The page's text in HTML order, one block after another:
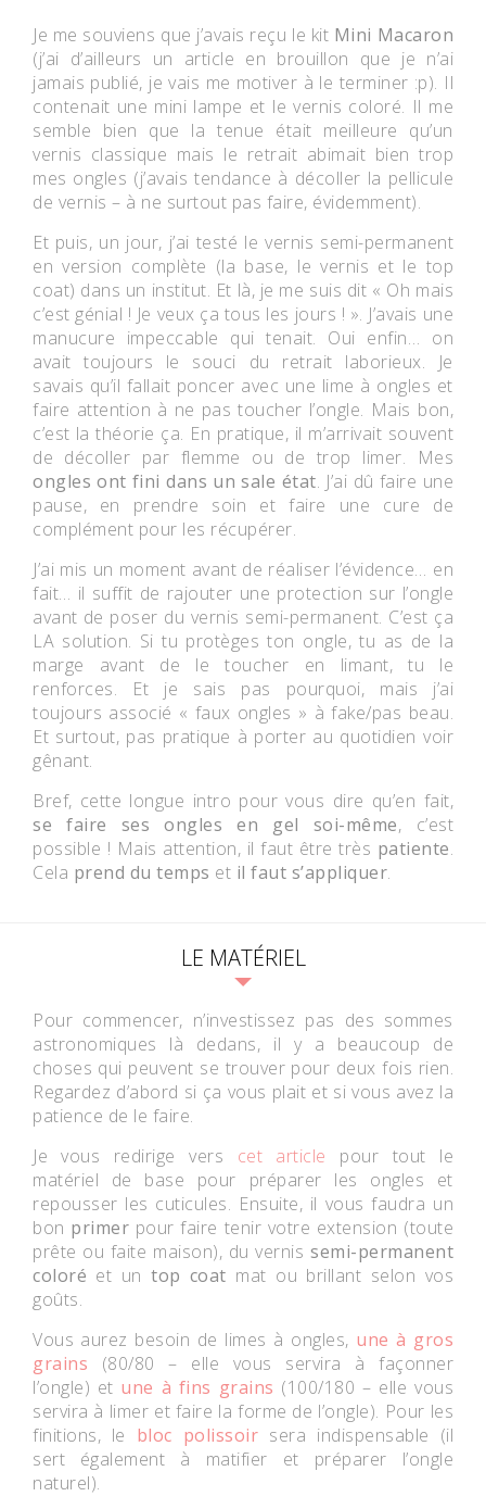
Je me souviens que j’avais reçu le kit Mini Macaron
(j’ai d’ailleurs un article en brouillon que je n’ai
jamais publié, je vais me motiver à le terminer :p). Il
contenait une mini lampe et le vernis coloré. Il me
semble bien que la tenue était meilleure qu’un
vernis classique mais le retrait abimait bien trop
mes ongles (j’avais tendance à décoller la pellicule
de vernis – à ne surtout pas faire, évidemment).
Et puis, un jour, j’ai testé le vernis semi-permanent
en version complète (la base, le vernis et le top
coat) dans un institut. Et là, je me suis dit « Oh mais
c’est génial ! Je veux ça tous les jours ! ». J’avais une
manucure impeccable qui tenait. Oui enfin… on
avait toujours le souci du retrait laborieux. Je
savais qu’il fallait poncer avec une lime à ongles et
faire attention à ne pas toucher l’ongle. Mais bon,
c’est la théorie ça. En pratique, il m’arrivait souvent
de décoller par flemme ou de trop limer. Mes
ongles ont fini dans un sale état. J’ai dû faire une
pause, en prendre soin et faire une cure de
complément pour les récupérer.
J’ai mis un moment avant de réaliser l’évidence… en
fait… il suffit de rajouter une protection sur l’ongle
avant de poser du vernis semi-permanent. C’est ça
LA solution. Si tu protèges ton ongle, tu as de la
marge avant de le toucher en limant, tu le
renforces. Et je sais pas pourquoi, mais j’ai
toujours associé « faux ongles » à fake/pas beau.
Et surtout, pas pratique à porter au quotidien voir
gênant.
Bref, cette longue intro pour vous dire qu’en fait,
se faire ses ongles en gel soi-même, c’est
possible ! Mais attention, il faut être très patiente.
Cela prend du temps et il faut s’appliquer.
LE MATÉRIEL
Pour commencer, n’investissez pas des sommes
astronomiques là dedans, il y a beaucoup de
choses qui peuvent se trouver pour deux fois rien.
Regardez d’abord si ça vous plait et si vous avez la
patience de le faire.
Je vous redirige vers cet article pour tout le
matériel de base pour préparer les ongles et
repousser les cuticules. Ensuite, il vous faudra un
bon primer pour faire tenir votre extension (toute
prête ou faite maison), du vernis semi-permanent
coloré et un top coat mat ou brillant selon vos
goûts.
Vous aurez besoin de limes à ongles, une à gros
grains (80/80 – elle vous servira à façonner
l’ongle) et une à fins grains (100/180 – elle vous
servira à limer et faire la forme de l’ongle). Pour les
finitions, le bloc polissoir sera indispensable (il
sert également à matifier et préparer l’ongle
naturel).